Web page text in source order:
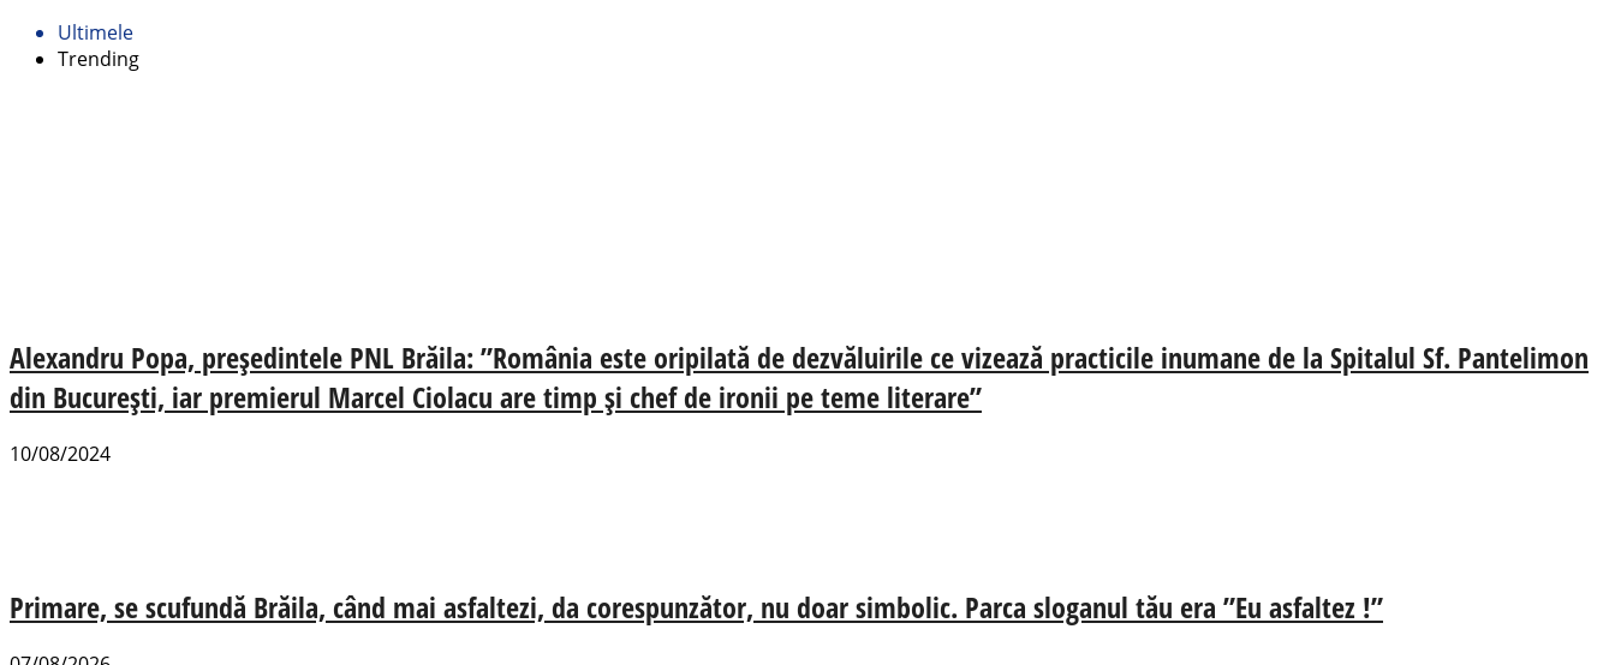
Ultimele
Trending
Alexandru Popa, președintele PNL Brăila: ”România este oripilată de dezvăluirile ce vizează practicile inumane de la Spitalul Sf. Pantelimon
din București, iar premierul Marcel Ciolacu are timp și chef de ironii pe teme literare”
10/08/2024
Primare, se scufundă Brăila, când mai asfaltezi, da corespunzător, nu doar simbolic. Parca sloganul tău era ”Eu asfaltez !”